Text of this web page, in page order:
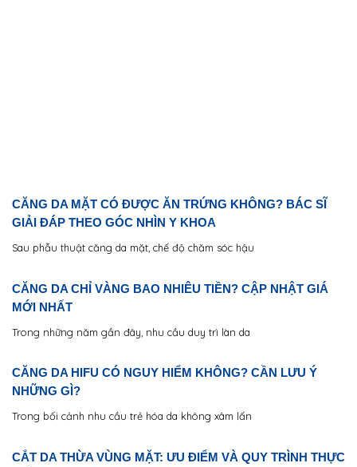
CĂNG DA MẶT CÓ ĐƯỢC ĂN TRỨNG KHÔNG? BÁC SĨ
GIẢI ĐÁP THEO GÓC NHÌN Y KHOA
Sau phẫu thuật căng da mặt, chế độ chăm sóc hậu
CĂNG DA CHỈ VÀNG BAO NHIÊU TIỀN? CẬP NHẬT GIÁ
MỚI NHẤT
Trong những năm gần đây, nhu cầu duy trì làn da
CĂNG DA HIFU CÓ NGUY HIỂM KHÔNG? CẦN LƯU Ý
NHỮNG GÌ?
Trong bối cảnh nhu cầu trẻ hóa da không xâm lấn
CẮT DA THỪA VÙNG MẶT: ƯU ĐIỂM VÀ QUY TRÌNH THỰC